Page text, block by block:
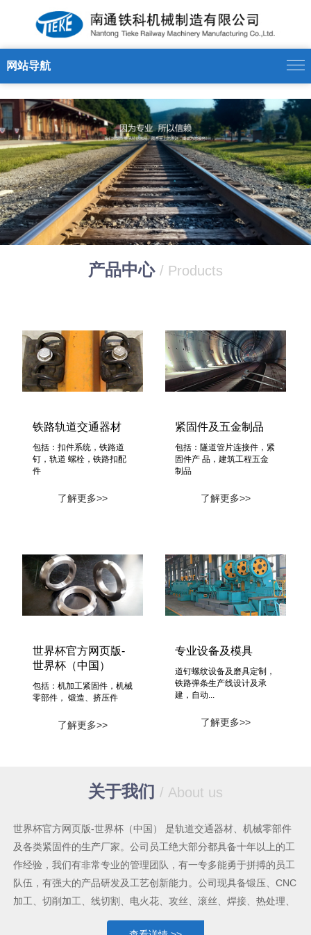
世界杯官方网页版
网站导航
产品中心 / Products
铁路轨道交通器材
包括：扣件系统，铁路道
钉，轨道 螺栓，铁路扣配
件
了解更多>>
紧固件及五金制品
包括：隧道管片连接件，紧
固件产 品，建筑工程五金
制品
了解更多>>
世界杯官方网页版-
世界杯（中国）
包括：机加工紧固件，机械
零部件， 锻造、挤压件
了解更多>>
专业设备及模具
道钉螺纹设备及磨具定制，
铁路弹条生产线设计及承
建，自动...
了解更多>>
关于我们 / About us
世界杯官方网页版-世界杯（中国） 是轨道交通器材、机械零部件
及各类紧固件的生产厂家。公司员工绝大部分都具备十年以上的工
作经验，我们有非常专业的管理团队，有一专多能勇于拼搏的员工
队伍，有强大的产品研发及工艺创新能力。公司现具备锻压、CNC
加工、切削加工、线切割、电火花、攻丝、滚丝、焊接、热处理、
表面处理等较为齐全的机械加工手段及能力，各类生产设备共六十